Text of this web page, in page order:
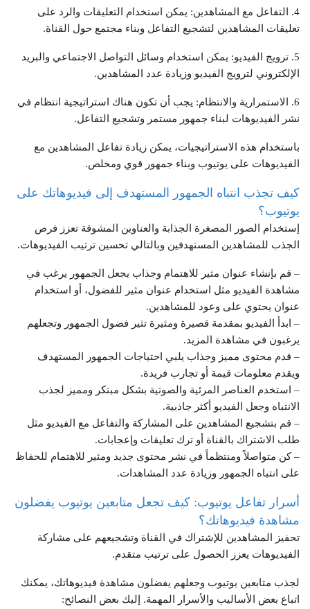
4. التفاعل مع المشاهدين: يمكن استخدام التعليقات والرد على
تعليقات المشاهدين لتشجيع التفاعل وبناء مجتمع حول القناة.
5. ترويج الفيديو: يمكن استخدام وسائل التواصل الاجتماعي والبريد
الإلكتروني لترويج الفيديو وزيادة عدد المشاهدين.
6. الاستمرارية والانتظام: يجب أن تكون هناك استراتيجية انتظام في
نشر الفيديوهات لبناء جمهور مستمر وتشجيع التفاعل.
باستخدام هذه الاستراتيجيات، يمكن زيادة تفاعل المشاهدين مع
الفيديوهات على يوتيوب وبناء جمهور قوي ومخلص.
كيف تجذب انتباه الجمهور المستهدف إلى فيديوهاتك على
يوتيوب؟
إستخدام الصور المصغرة الجذابة والعناوين المشوقة تعزز فرص
الجذب للمشاهدين المستهدفين وبالتالي تحسين ترتيب الفيديوهات.
– قم بإنشاء عنوان مثير للاهتمام وجذاب يجعل الجمهور يرغب في
مشاهدة الفيديو مثل استخدام عنوان مثير للفضول، أو استخدام
عنوان يحتوي على وعود للمشاهدين.
– ابدأ الفيديو بمقدمة قصيرة ومثيرة تثير فضول الجمهور وتجعلهم
يرغبون في مشاهدة المزيد.
– قدم محتوى مميز وجذاب يلبي احتياجات الجمهور المستهدف
ويقدم معلومات قيمة أو تجارب فريدة.
– استخدم العناصر المرئية والصوتية بشكل مبتكر ومميز لجذب
الانتباه وجعل الفيديو أكثر جاذبية.
– قم بتشجيع المشاهدين على المشاركة والتفاعل مع الفيديو مثل
طلب الاشتراك بالقناة أو ترك تعليقات وإعجابات.
– كن متواصلاً ومنتظماً في نشر محتوى جديد ومثير للاهتمام للحفاظ
على انتباه الجمهور وزيادة عدد المشاهدات.
أسرار تفاعل يوتيوب: كيف تجعل متابعين يوتيوب يفضلون
مشاهدة فيديوهاتك؟
تحفيز المشاهدين للإشتراك في القناة وتشجيعهم على مشاركة
الفيديوهات يعزز الحصول على ترتيب متقدم.
لجذب متابعين يوتيوب وجعلهم يفضلون مشاهدة فيديوهاتك، يمكنك
اتباع بعض الأساليب والأسرار المهمة. إليك بعض النصائح: